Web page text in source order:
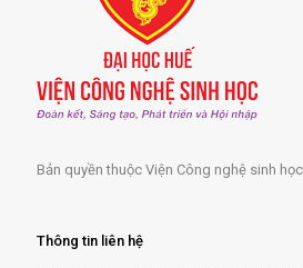
Bản quyền thuộc Viện Công nghệ sinh
Thông tin liên hệ